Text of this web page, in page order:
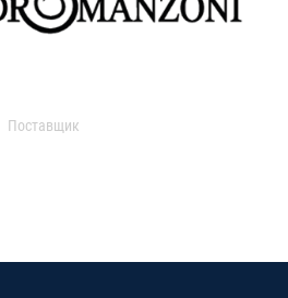
Поставщик